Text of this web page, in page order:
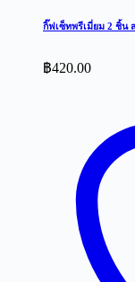
กิ๊ฟเซ็ทพรีเมี่ยม 2 ชิ้น
฿420.00